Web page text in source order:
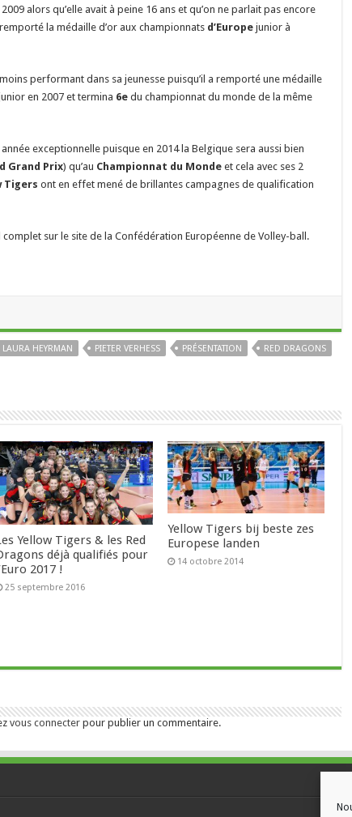
alors qu’elle avait à peine 16 ans et qu’on ne parlait pas encore
la médaille d’or aux championnats d’Europejunior à
performant dans sa jeunesse puisqu’il a remporté une médaille
en 2007 et termina 6edu championnat du monde de la même
exceptionnelle puisque en 2014 la Belgique sera aussi bien
Grand Prix) qu’au Championnat du Mondeet cela avec ses 2
Tigers ont en effet mené de brillantes campagnes de qualification
sur le site de la Confédération Européenne de Volley-ball.
LAURA HEYRMAN PIETER VERHESS PRÉSENTATION
RED DRAGONS
Yellow Tigers & les Red
déjà qualifiés pour
2017 !
25 septembre 2016
Yellow Tigers bij beste zes
Europese landen
14 octobre 2014
vous connecterpour publier un commentaire.